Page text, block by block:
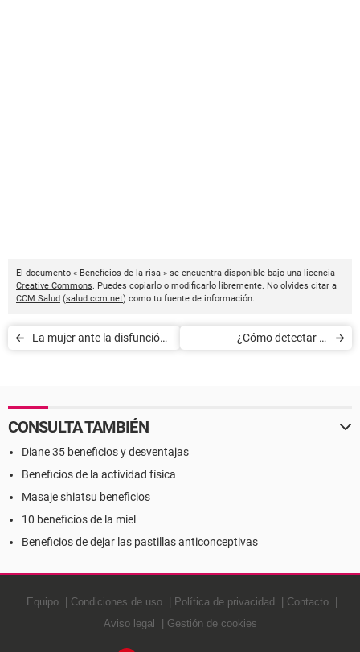
El documento « Beneficios de la risa » se encuentra disponible bajo una licencia
Creative Commons. Puedes copiarlo o modificarlo libremente. No olvides citar a
CCM Salud (salud.ccm.net) como tu fuente de información.
La mujer ante la disfunción
¿Cómo detectar la
CONSULTA TAMBIÉN
Diane 35 beneficios y desventajas
Beneficios de la actividad física
Masaje shiatsu beneficios
10 beneficios de la miel
Beneficios de dejar las pastillas anticonceptivas
Equipo Condiciones de uso Política de privacidad
Contacto
Aviso legal
Gestión de cookies